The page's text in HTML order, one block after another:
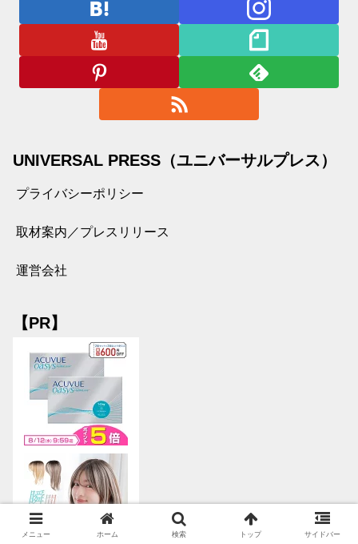
UNIVERSAL PRESS（ユニバーサルプレス）
プライバシーポリシー
取材案内／プレスリリース
運営会社
【PR】
メニュー ホーム 検索 トップ サイドバー